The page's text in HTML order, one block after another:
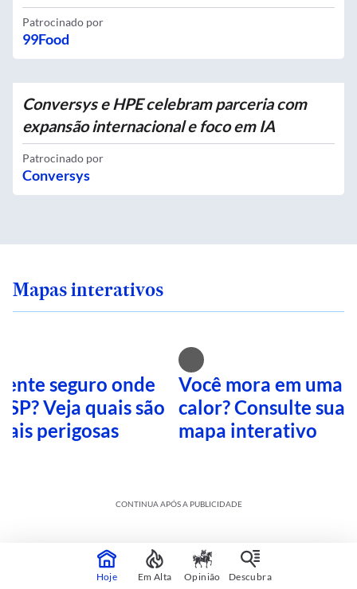
Patrocinado por
99Food
Conversys e HPE celebram parceria com
expansão internacional e foco em IA
Patrocinado por
Conversys
Mapas interativos
seguro onde
SP? Veja quais são
perigosas
Você mora em uma
calor? Consulte sua
mapa interativo
CONTINUA APÓS A PUBLICIDADE
Hoje Em Alta Opinião Descubra